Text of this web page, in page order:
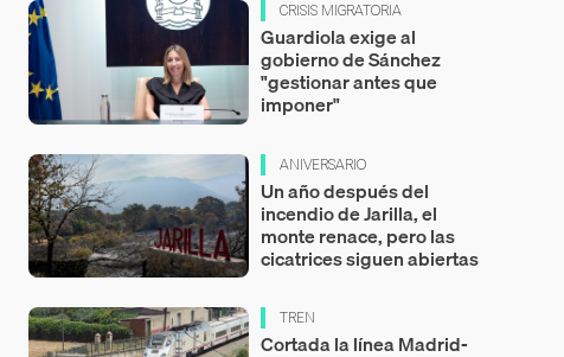
CRISIS MIGRATORIA
Guardiola exige al
gobierno de Sánchez
"gestionar antes que
imponer"
ANIVERSARIO
Un año después del
incendio de Jarilla, el
monte renace, pero las
cicatrices siguen abiertas
TREN
Cortada la línea Madrid-